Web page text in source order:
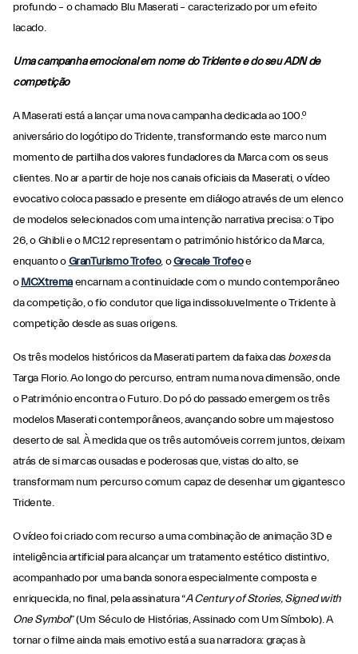
profundo – o chamado Blu Maserati – caracterizado por um efeito
lacado.
Uma campanha emocional em nome do Tridente e do seu ADN de
competição
A Maserati está a lançar uma nova campanha dedicada ao 100.º
aniversário do logótipo do Tridente, transformando este marco num
momento de partilha dos valores fundadores da Marca com os seus
clientes. No ar a partir de hoje nos canais oficiais da Maserati, o vídeo
evocativo coloca passado e presente em diálogo através de um elenco
de modelos selecionados com uma intenção narrativa precisa: o Tipo
26, o Ghibli e o MC12 representam o património histórico da Marca,
enquanto oGranTurismo Trofeo, oGrecale Trofeoe
oMCXtremaencarnam a continuidade com o mundo contemporâneo
da competição, o fio condutor que liga indissoluvelmente o Tridente à
competição desde as suas origens.
Os três modelos históricos da Maserati partem da faixa dasboxesda
Targa Florio. Ao longo do percurso, entram numa nova dimensão, onde
o Património encontra o Futuro. Do pó do passado emergem os três
modelos Maserati contemporâneos, avançando sobre um majestoso
deserto de sal. À medida que os três automóveis correm juntos, deixam
atrás de si marcas ousadas e poderosas que, vistas do alto, se
transformam num percurso comum capaz de desenhar um gigantesco
Tridente.
O vídeo foi criado com recurso a uma combinação de animação 3D e
inteligência artificial para alcançar um tratamento estético distintivo,
acompanhado por uma banda sonora especialmente composta e
enriquecida, no final, pela assinatura “A Century of Stories, Signed with
One Symbol” (Um Século de Histórias, Assinado com Um Símbolo). A
tornar o filme ainda mais emotivo está a sua narradora: graças à